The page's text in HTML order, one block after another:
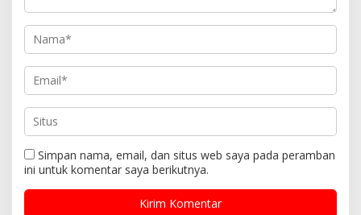
Simpan nama, email, dan situs web saya pada peramban
ini untuk komentar saya berikutnya.